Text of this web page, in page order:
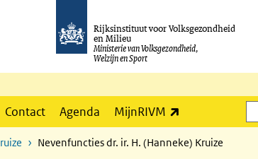
Rijksinstituut voor Volksgezondheid
en Milieu
Ministerie van Volksgezondheid,
Welzijn en Sport
Contact Agenda MijnRIVM
Nevenfuncties dr. ir. H. (Hanneke) Kruize